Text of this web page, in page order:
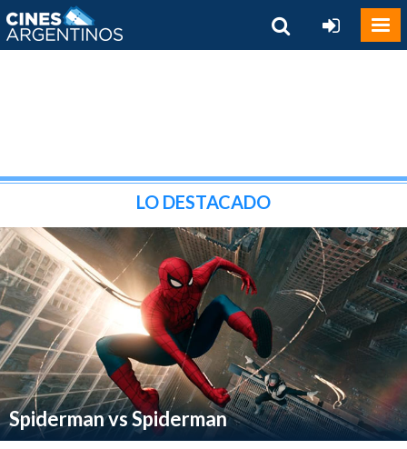
LO DESTACADO
Spiderman vs Spiderman